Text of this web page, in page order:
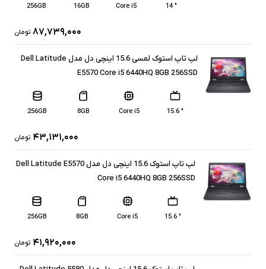
" 14
Core i5
16GB
256GB
۸۷,۷۳۹,۰۰۰ تومان
لپ تاپ استوک لمسی 15.6 اینچی دل مدل Dell Latitude
E5570 Core i5 6440HQ 8GB 256SSD
" 15.6
Core i5
8GB
256GB
۴۳,۱۳۱,۰۰۰ تومان
لپ تاپ استوک 15.6 اینچی دل مدل Dell Latitude E5570
Core i5 6440HQ 8GB 256SSD
" 15.6
Core i5
8GB
256GB
۴۱,۹۲۰,۰۰۰ تومان